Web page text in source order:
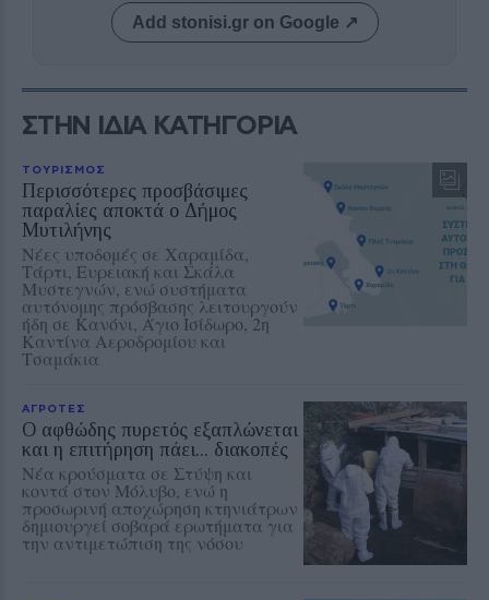
Add stonisi.gr on Google ↗
ΣΤΗΝ ΙΔΙΑ ΚΑΤΗΓΟΡΙΑ
ΤΟΥΡΙΣΜΟΣ
Περισσότερες προσβάσιμες
παραλίες αποκτά ο Δήμος
Μυτιλήνης
Νέες υποδομές σε Χαραμίδα,
Τάρτι, Ευρειακή και Σκάλα
Μυστεγνών, ενώ συστήματα
αυτόνομης πρόσβασης λειτουργούν
ήδη σε Κανόνι, Άγιο Ισίδωρο, 2η
Καντίνα Αεροδρομίου και
Τσαμάκια
ΑΓΡΟΤΕΣ
Ο αφθώδης πυρετός εξαπλώνεται
και η επιτήρηση πάει... διακοπές
Νέα κρούσματα σε Στύψη και
κοντά στον Μόλυβο, ενώ η
προσωρινή αποχώρηση κτηνιάτρων
δημιουργεί σοβαρά ερωτήματα για
την αντιμετώπιση της νόσου